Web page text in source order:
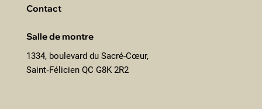
Contact
Salle de montre
1334, boulevard du Sacré-Cœur,
Saint‑Félicien QC G8K 2R2